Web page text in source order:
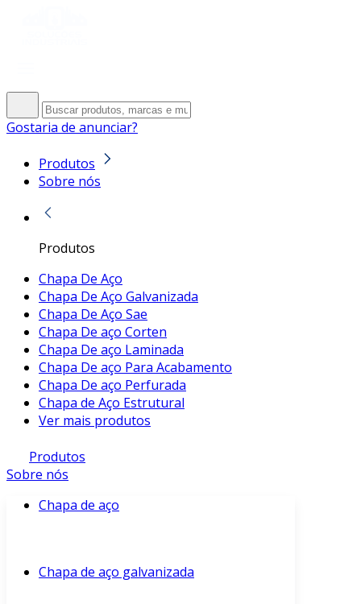
Gostaria de anunciar?
Produtos
Sobre nós
Produtos
Chapa De Aço
Chapa De Aço Galvanizada
Chapa De Aço Sae
Chapa De aço Corten
Chapa De aço Laminada
Chapa De aço Para Acabamento
Chapa De aço Perfurada
Chapa de Aço Estrutural
Ver mais produtos
Produtos
Sobre nós
Chapa de aço
Chapa de aço galvanizada